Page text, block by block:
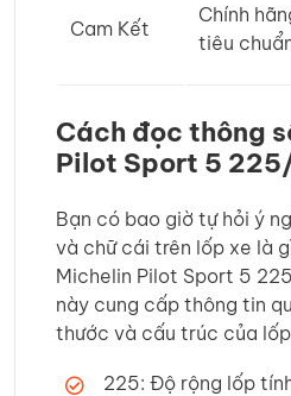
Cam Kết
Chính
tiêu
Cách đọc thông
Pilot Sport 5
Bạn có bao giờ tự hỏi ý
và chữ cái trên lốp xe là
Michelin Pilot Sport 5
này cung cấp thông tin
thước và cấu trúc của
225: Độ rộng lốp